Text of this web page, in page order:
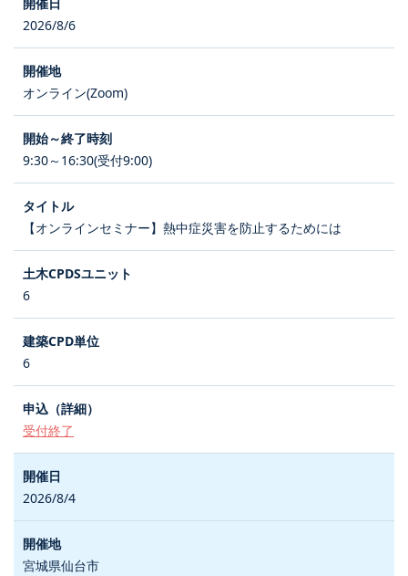
2026/8/6
オンライン(Zoom)
9:30～16:30(受付9:00)
【オンラインセミナー】熱中症災害を防止するためには
6
6
受付終了
2026/8/4
宮城県仙台市